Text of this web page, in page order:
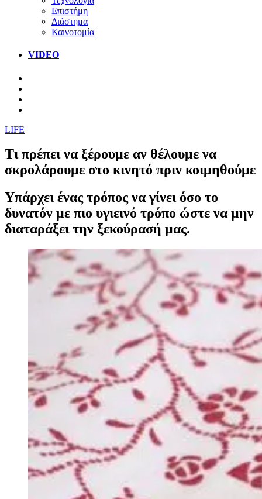
Επιστήμη
Διάστημα
Καινοτομία
VIDEO
LIFE
Τι πρέπει να ξέρουμε αν θέλουμε να
σκρολάρουμε στο κινητό πριν κοιμηθούμε
Υπάρχει ένας τρόπος να γίνει όσο το
δυνατόν με πιο υγιεινό τρόπο ώστε να μην
διαταράξει την ξεκούρασή μας.